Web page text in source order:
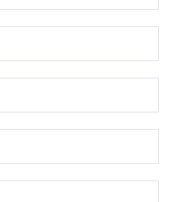
halbhart
40500 T.3)
1759)